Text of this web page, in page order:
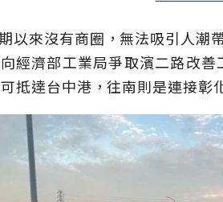
以來沒有商圈，無法吸引人潮
經濟部工業局爭取濱二路改
抵達台中港，往南則是連接彰